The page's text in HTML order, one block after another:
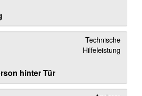
Technische
Hilfeleistung
hinter Tür